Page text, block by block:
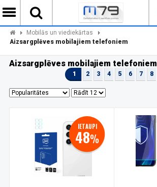
Mobilās un viediekārtas
Aizsargplēves mobilajiem telefoniem
Aizsargplēves mobilajiem telefoniem
1 2 3 4 5 6 7 8
IETAUPI
48%